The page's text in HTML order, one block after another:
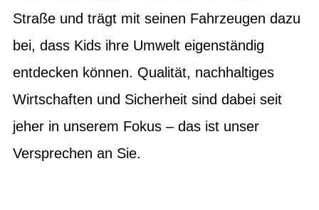
Straße und trägt mit seinen Fahrzeugen dazu
bei, dass Kids ihre Umwelt eigenständig
entdecken können. Qualität, nachhaltiges
Wirtschaften und Sicherheit sind dabei seit
jeher in unserem Fokus – das ist unser
Versprechen an Sie.